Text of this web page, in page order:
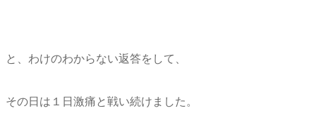
と、わけのわからない返答をして、
その日は１日激痛と戦い続けました。